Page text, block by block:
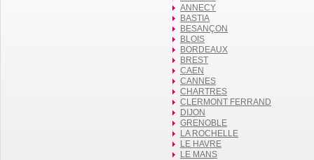
ANNECY
BASTIA
BESANÇON
BLOIS
BORDEAUX
BREST
CAEN
CANNES
CHARTRES
CLERMONT FERRAND
DIJON
GRENOBLE
LA ROCHELLE
LE HAVRE
LE MANS